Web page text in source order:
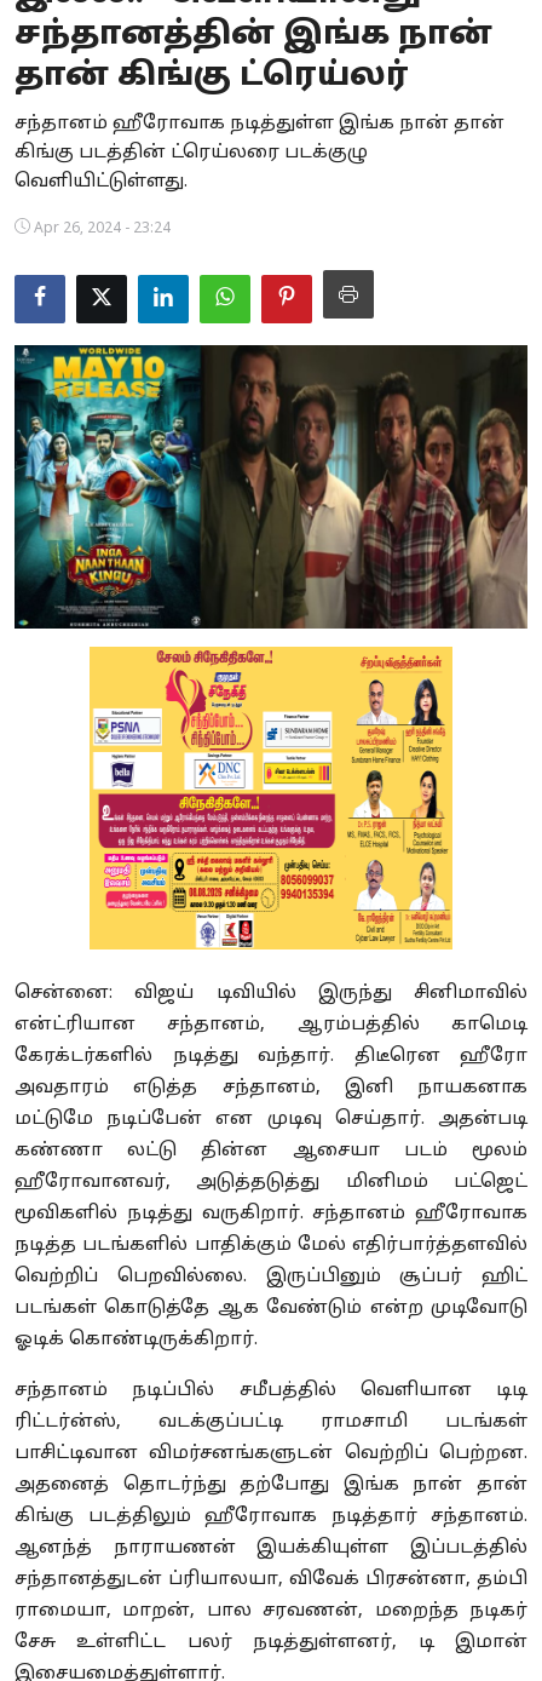
Business
Crime
Tamilnadu
Astrology
Spirituality
Weather
Politics
சந்தானத்தின் இங்க நான்
தான் கிங்கு ட்ரெய்லர்
சந்தானம் ஹீரோவாக நடித்துள்ள இங்க நான் தான்
கிங்கு படத்தின் ட்ரெய்லரை படக்குழு
வெளியிட்டுள்ளது.
Apr 26, 2024 - 23:24
சென்னை: விஜய் டிவியில் இருந்து சினிமாவில்
என்ட்ரியான சந்தானம், ஆரம்பத்தில் காமெடி
கேரக்டர்களில் நடித்து வந்தார். திடீரென ஹீரோ
அவதாரம் எடுத்த சந்தானம், இனி நாயகனாக
மட்டுமே நடிப்பேன் என முடிவு செய்தார். அதன்படி
கண்ணா லட்டு தின்ன ஆசையா படம் மூலம்
ஹீரோவானவர், அடுத்தடுத்து மினிமம் பட்ஜெட்
மூவிகளில் நடித்து வருகிறார். சந்தானம் ஹீரோவாக
நடித்த படங்களில் பாதிக்கும் மேல் எதிர்பார்த்தளவில்
வெற்றிப் பெறவில்லை. இருப்பினும் சூப்பர் ஹிட்
படங்கள் கொடுத்தே ஆக வேண்டும் என்ற முடிவோடு
ஓடிக் கொண்டிருக்கிறார்.
சந்தானம் நடிப்பில் சமீபத்தில் வெளியான டிடி
ரிட்டர்ன்ஸ், வடக்குப்பட்டி ராமசாமி படங்கள்
பாசிட்டிவான விமர்சனங்களுடன் வெற்றிப் பெற்றன.
அதனைத் தொடர்ந்து தற்போது இங்க நான் தான்
கிங்கு படத்திலும் ஹீரோவாக நடித்தார் சந்தானம்.
ஆனந்த் நாராயணன் இயக்கியுள்ள இப்படத்தில்
சந்தானத்துடன் ப்ரியாலயா, விவேக் பிரசன்னா, தம்பி
ராமையா, மாறன், பால சரவணன், மறைந்த நடிகர்
சேசு உள்ளிட்ட பலர் நடித்துள்ளனர், டி இமான்
இசையமைத்துள்ளார்.